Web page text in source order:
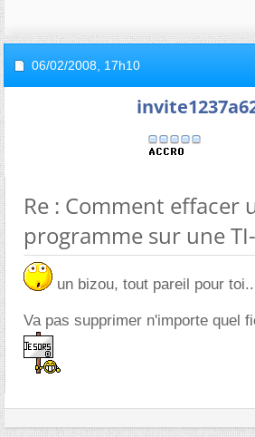
06/02/2008, 17h10
Re : Comment effacer
programme sur une
un bizou, tout pareil pour
Va pas supprimer n'importe quel